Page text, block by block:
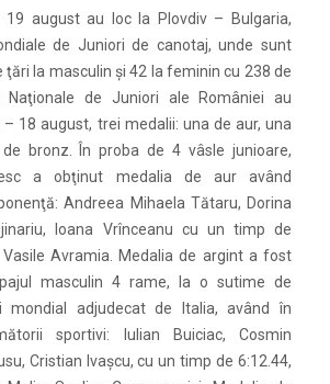
19 august au loc la Plovdiv – Bulgaria,
de Juniori de canotaj, unde sunt
la masculin şi 42 la feminin cu 238 de
Naţionale de Juniori ale României au
18 august, trei medalii: una de aur, una
bronz. În proba de 4 vâsle junioare,
a obţinut medalia de aur având
Andreea Mihaela Tătaru, Dorina
Ioana Vrînceanu cu un timp de
Avramia. Medalia de argint a fost
masculin 4 rame, la o sutime de
mondial adjudecat de Italia, având în
sportivi: Iulian Buiciac, Cosmin
Cristian Ivaşcu, cu un timp de 6:12.44,